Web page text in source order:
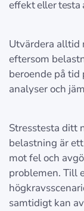
effekt eller testa
Utvärdera alltid
eftersom
beroende på
analyser och
Stresstesta ditt
belastning är
mot fel och
problemen. Till
samtidigt kan